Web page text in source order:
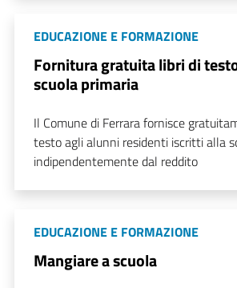
EDUCAZIONE E FORMAZIONE
Fornitura gratuita libri di
scuola primaria
Il Comune di Ferrara fornisce
testo agli alunni residenti iscritti alla
indipendentemente dal reddito
EDUCAZIONE E FORMAZIONE
Mangiare a scuola